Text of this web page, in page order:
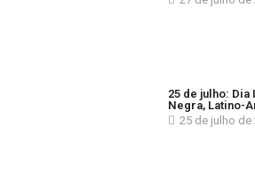
25 de julho:
Negra, Latino-
25 de julho de